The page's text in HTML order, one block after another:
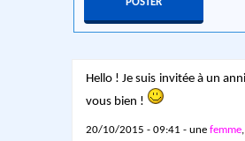
Hello ! Je suis invitée à un
vous bien !
20/10/2015 - 09:41 - une femme